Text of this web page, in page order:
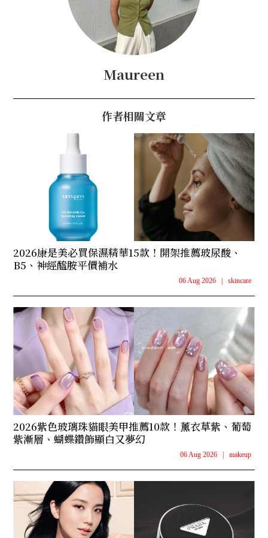
Maureen
作者相關文章
2026康是美必買保濕精華15款！開架推薦玻尿酸、
B5、神經醯胺平價補水
06 Aug 2026 skincare
2026紫色玻璃珠貓眼美甲推薦10款！薰衣草紫、葡萄
紫漸層、蝴蝶鑽飾顯白又夢幻
06 Aug 2026 makeup